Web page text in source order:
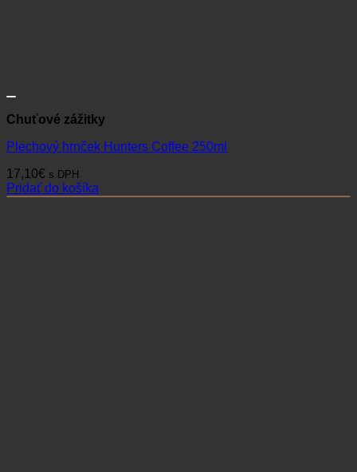
Chuťové zážitky
Plechový hrnček Hunters Coffee 250ml
17,10€ s DPH
Pridať do košíka